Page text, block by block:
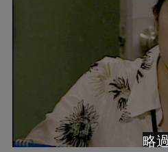
略過